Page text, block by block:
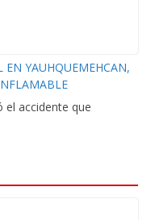
EN YAUHQUEMEHCAN,
el accidente que